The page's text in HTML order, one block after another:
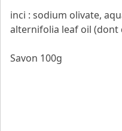
inci : sodium olivate,
alternifolia leaf oil (dont
Savon 100g